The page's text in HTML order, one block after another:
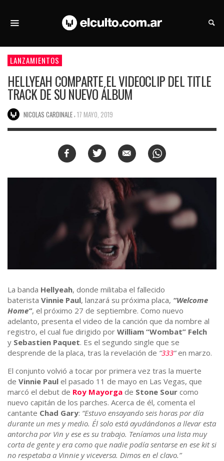
LANZAMIENTOS
HELLYEAH COMPARTE EL VIDEOCLIP DEL TITLE
TRACK DE SU NUEVO ÁLBUM
NICOLAS CARDINALE 17 MAYO, 2019
La banda Hellyeah, donde militaba el fallecido
baterista Vinnie Paul, lanzará su próxima placa, “Welcome
Home”, el próximo 27 de septiembre. Como nuevo
adelanto, presenta el video de la canción que da nombre al
registro, el cual fue dirigido por William “Wombat” Felch
y Sebastien Paquet. Es el segundo single que se
desprende de la placa, tras la revelación de “333“en marzo.
El conjunto volvió a tocar por primera vez tras la muerte
de Vinnie Paul el pasado 11 de mayo en Las Vegas, que
marcó el debut de Roy Mayorga de Stone Sour como
nuevo capitán de los parches. Acerca de él, comenta el
cantante Chad Gary: “Estuvo ensayando seis horas por día
durante un mes y medio. Él solo está ayudándonos a llevar esta
antorcha por Vin y ese es su trabajo. Teníamos una lista muy
corta de gente y era como que nadie podía sentarse en ese kit si
no respetaba a Vinnie y viceversa. Dimos en el clavo.”